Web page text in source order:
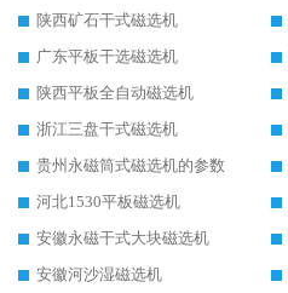
陕西矿石干式磁选机
广东平板干选磁选机
陕西平板全自动磁选机
浙江三盘干式磁选机
贵州永磁筒式磁选机的参数
河北1530平板磁选机
安徽永磁干式大块磁选机
安徽河沙湿磁选机